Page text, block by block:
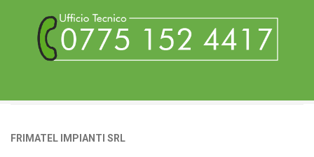
FRIMATEL IMPIANTI SRL